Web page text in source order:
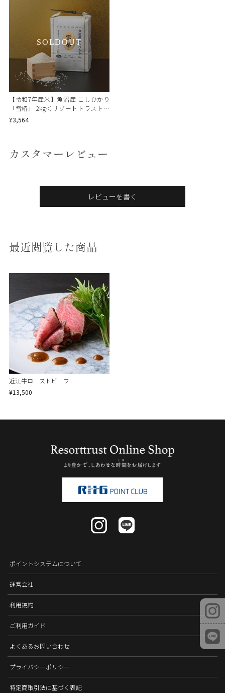
SOLDOUT
【令和7年産米】魚沼産 こしひかり
「雪椿」 2kg＜リゾートトラストセ
レクション＞
¥3,564
カスタマーレビュー
レビューを書く
最近閲覧した商品
近江牛ローストビーフ...
¥13,500
ポイントシステムについて
運営会社
利用規約
ご利用ガイド
よくあるお問い合わせ
プライバシーポリシー
特定商取引法に基づく表記